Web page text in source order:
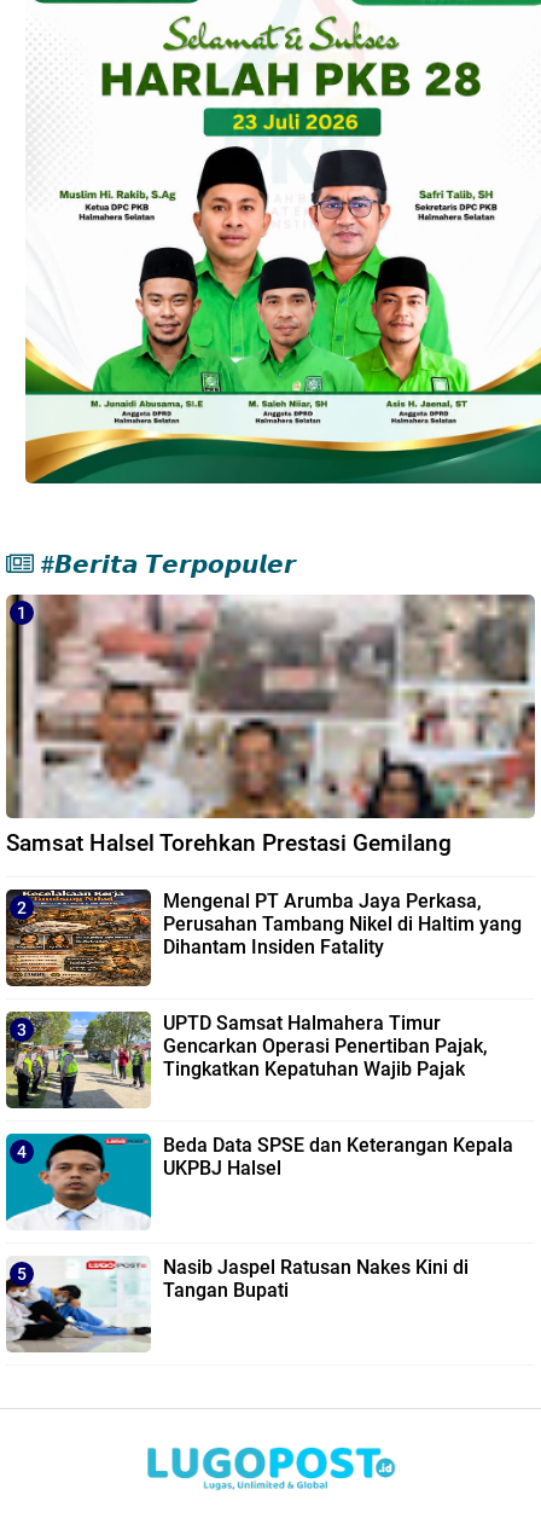
#𝘽𝙚𝙧𝙞𝙩𝙖 𝙏𝙚𝙧𝙥𝙤𝙥𝙪𝙡𝙚𝙧
Samsat Halsel Torehkan Prestasi Gemilang
Mengenal PT Arumba Jaya Perkasa,
Perusahan Tambang Nikel di Haltim yang
Dihantam Insiden Fatality
UPTD Samsat Halmahera Timur
Gencarkan Operasi Penertiban Pajak,
Tingkatkan Kepatuhan Wajib Pajak
Beda Data SPSE dan Keterangan Kepala
UKPBJ Halsel
Nasib Jaspel Ratusan Nakes Kini di
Tangan Bupati